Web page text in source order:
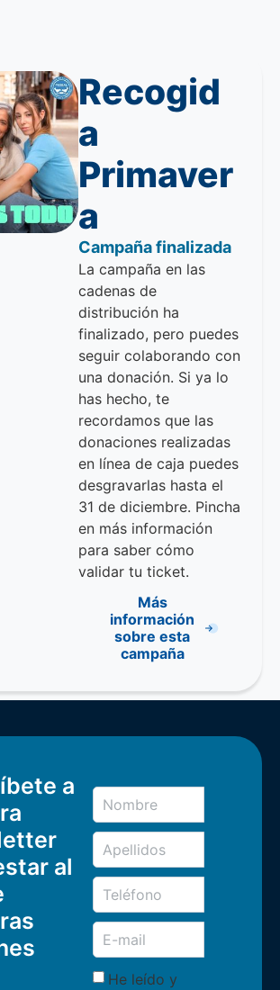
Recogid
a
Primaver
a
Campaña finalizada
La campaña en las
cadenas de
distribución ha
finalizado, pero puedes
seguir colaborando con
una donación. Si ya lo
has hecho, te
recordamos que las
donaciones realizadas
en línea de caja puedes
desgravarlas hasta el
31 de diciembre. Pincha
en más información
para saber cómo
validar tu ticket.
Más
información
sobre esta
campaña
a
al
He leído y